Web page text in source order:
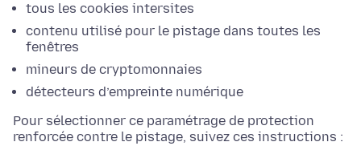
tous les cookies intersites
contenu utilisé pour le pistage dans toutes les
fenêtres
mineurs de cryptomonnaies
détecteurs d’empreinte numérique
Pour sélectionner ce paramétrage de protection
renforcée contre le pistage, suivez ces instructions :